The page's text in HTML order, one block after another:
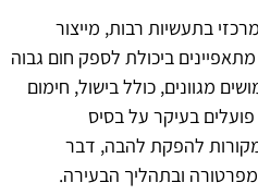
בתעשיות רבות, מייצור
ביכולת לספק חום גבוה
מגוונים, כולל בישול, חימום
בעיקר על בסיס
מקורות להפקת להבה, דבר
ובתהליך הבעירה.